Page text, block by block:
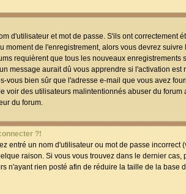
d'utilisateur et mot de passe. S'ils ont correctement
moment de l'enregistrement, alors vous devrez
requièrent que tous les nouveaux
message aurait dû vous apprendre si l'activation
vous bien sûr que l'adresse e-mail que vous avez
voir des utilisateurs malintentionnés abuser du
du forum.
?!
entré un nom d'utilisateur ou mot de passe
raison. Si vous vous trouvez dans le dernier
n'ayant rien posté afin de réduire la taille de la